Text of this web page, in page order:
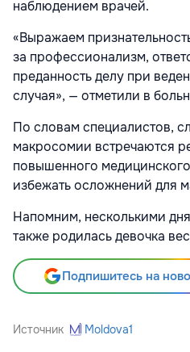
наблюдением врачей.
«Выражаем
за профессионализм,
преданность делу при
случая», — отметили в
По словам специалистов,
макросомии встречаются
повышенного
избежать осложнений для
Напомним, несколькими
также родилась девочка
Подпишитесь на
Источник Moldova1